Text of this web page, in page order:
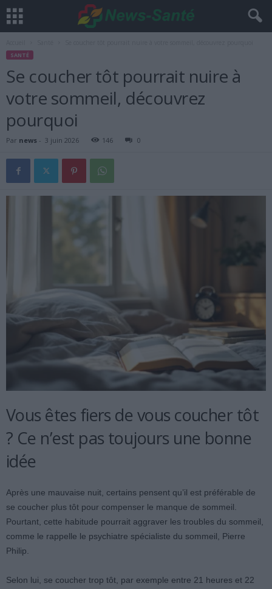
SANTÉ
Se coucher tôt pourrait nuire à
votre sommeil, découvrez
pourquoi
Par news - 3 juin 2026 146 0
Vous êtes fiers de vous coucher tôt
? Ce n’est pas toujours une bonne
idée
Après une mauvaise nuit, certains pensent qu’il est préférable de
se coucher plus tôt pour compenser le manque de sommeil.
Pourtant, cette habitude pourrait aggraver les troubles du sommeil,
comme le rappelle le psychiatre spécialiste du sommeil, Pierre
Philip.
Selon lui, se coucher trop tôt, par exemple entre 21 heures et 22